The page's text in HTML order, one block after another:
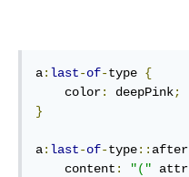
a: last-of-type {
    color
: deepPink;
}
a: last-of-type:: after
    content
: "(" attr